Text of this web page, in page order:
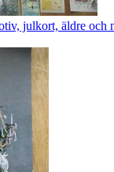
julkort, äldre och